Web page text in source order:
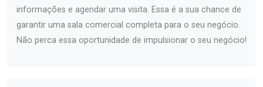
informações e agendar uma visita. Essa é a sua chance de
garantir uma sala comercial completa para o seu negócio.
Não perca essa oportunidade de impulsionar o seu negócio!